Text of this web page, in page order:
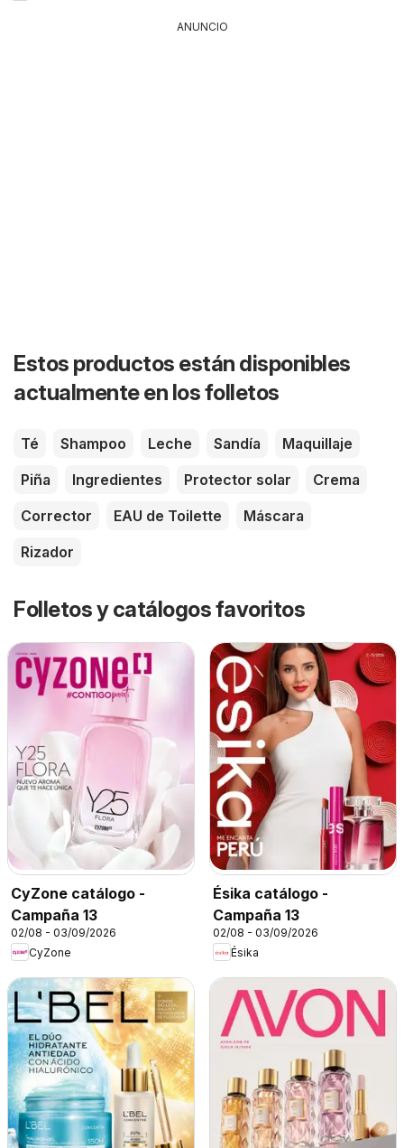
ANUNCIO
Estos productos están disponibles
actualmente en los folletos
Té Shampoo Leche Sandía
Maquillaje
Piña
Ingredientes Protector solar
Crema
Corrector
EAU de Toilette
Máscara
Rizador
Folletos y catálogos favoritos
CyZone catálogo -
Campaña 13
02/08 - 03/09/2026
CyZone
Ésika catálogo -
Campaña 13
02/08 - 03/09/2026
Ésika